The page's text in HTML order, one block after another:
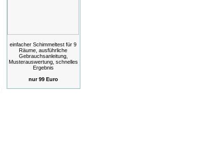
einfacher Schimmeltest für 9
Räume, ausführliche
Gebrauchsanleitung,
Musterauswertung, schnelles
Ergebnis
nur 99 Euro